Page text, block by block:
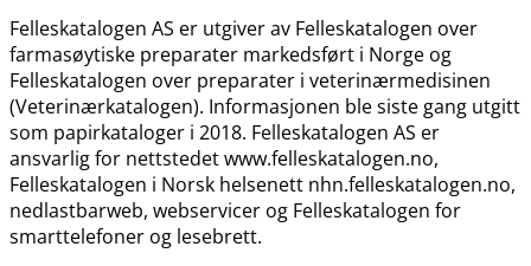
Felleskatalogen AS er utgiver av Felleskatalogen over
farmasøytiske preparater markedsført i Norge og
Felleskatalogen over preparater i veterinærmedisinen
(Veterinærkatalogen). Informasjonen ble siste gang utgitt
som papirkataloger i 2018. Felleskatalogen AS er
ansvarlig for nettstedet www.felleskatalogen.no,
Felleskatalogen i Norsk helsenett nhn.felleskatalogen.no,
nedlastbarweb, webservicer og Felleskatalogen for
smarttelefoner og lesebrett.